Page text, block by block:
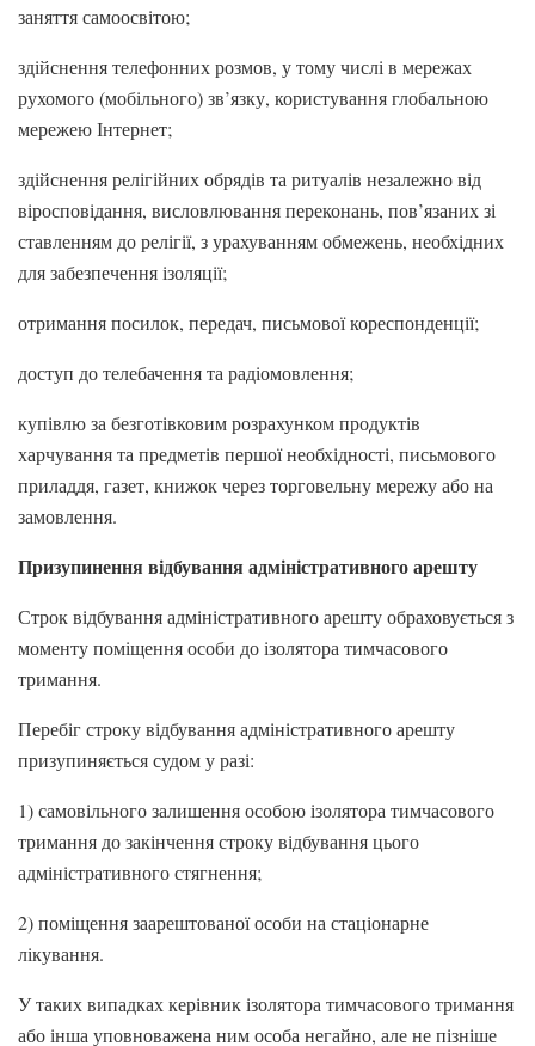
заняття самоосвітою;
здійснення телефонних розмов, у тому числі в мережах
рухомого (мобільного) зв’язку, користування глобальною
мережею Інтернет;
здійснення релігійних обрядів та ритуалів незалежно від
віросповідання, висловлювання переконань, пов’язаних зі
ставленням до релігії, з урахуванням обмежень, необхідних
для забезпечення ізоляції;
отримання посилок, передач, письмової кореспонденції;
доступ до телебачення та радіомовлення;
купівлю за безготівковим розрахунком продуктів
харчування та предметів першої необхідності, письмового
приладдя, газет, книжок через торговельну мережу або на
замовлення.
Призупинення відбування адміністративного арешту
Строк відбування адміністративного арешту обраховується з
моменту поміщення особи до ізолятора тимчасового
тримання.
Перебіг строку відбування адміністративного арешту
призупиняється судом у разі:
1) самовільного залишення особою ізолятора тимчасового
тримання до закінчення строку відбування цього
адміністративного стягнення;
2) поміщення заарештованої особи на стаціонарне
лікування.
У таких випадках керівник ізолятора тимчасового тримання
або інша уповноважена ним особа негайно, але не пізніше